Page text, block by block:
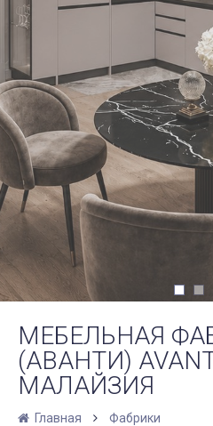
МЕБЕЛЬНАЯ
(АВАНТИ)
МАЛАЙЗИЯ
Главная
Фабрики